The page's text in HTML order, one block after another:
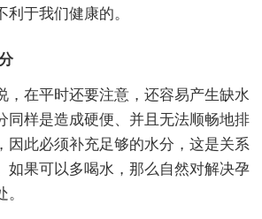
于我们健康的。
，在平时还要注意，还容易产生缺水
同样是造成硬便、并且无法顺畅地排
因此必须补充足够的水分，这是关系
如果可以多喝水，那么自然对解决孕